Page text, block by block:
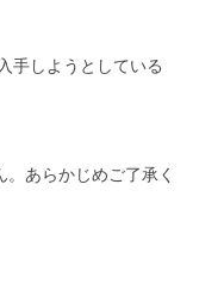
手しようとしている
。あらかじめご了承く